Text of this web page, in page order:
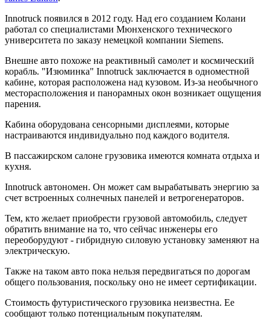
Innotruck появился в 2012 году. Над его созданием Колани
работал со специалистами Мюнхенского технического
университета по заказу немецкой компании Siemens.
Внешне авто похоже на реактивный самолет и космический
корабль. "Изюминка" Innotruck заключается в одноместной
кабине, которая расположена над кузовом. Из-за необычного
месторасположения и панорамных окон возникает ощущения
парения.
Кабина оборудована сенсорными дисплеями, которые
настраиваются индивидуально под каждого водителя.
В пассажирском салоне грузовика имеются комната отдыха и
кухня.
Innotruck автономен. Он может сам вырабатывать энергию за
счет встроенных солнечных панелей и ветрогенераторов.
Тем, кто желает приобрести грузовой автомобиль, следует
обратить внимание на то, что сейчас инженеры его
переоборудуют - гибридную силовую установку заменяют на
электрическую.
Также на таком авто пока нельзя передвигаться по дорогам
общего пользования, поскольку оно не имеет сертификации.
Стоимость футуристического грузовика неизвестна. Ее
сообщают только потенциальным покупателям.